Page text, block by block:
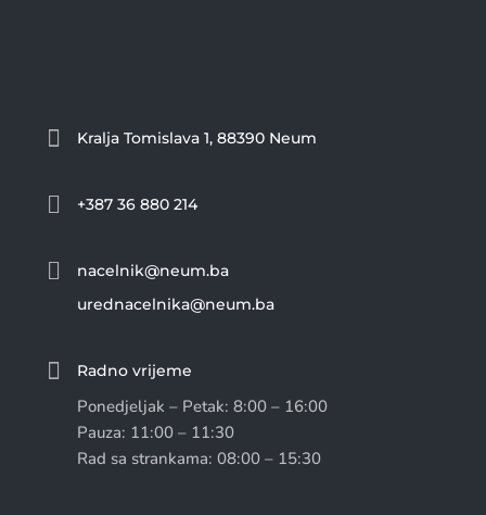
 Kralja Tomislava 1, 88390 Neum
 +387 36 880 214

nacelnik@neum.ba
urednacelnika@neum.ba
 Radno vrijeme
Ponedjeljak – Petak: 8:00 – 16:00
Pauza: 11:00 – 11:30
Rad sa strankama: 08:00 – 15:30